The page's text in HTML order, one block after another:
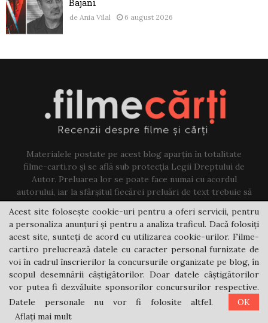
Bajani
de Ania Vilal 6 august 2026
Materialele postate pe acest blog aparțin în totalitate
filme-carti.ro și se află sub protecția Legii Dreptului de
Autor. Preluarea lor se poate face numai cu acordul
autorului, iar la sfârșitul fiecărei preluări de text trebuie să
existe un link către acest blog.
Contact us:jovi@filme-carti.ro
Acest site folosește cookie-uri pentru a oferi servicii, pentru
a personaliza anunțuri și pentru a analiza traficul. Dacă folosiți
acest site, sunteți de acord cu utilizarea cookie-urilor. Filme-
carti.ro prelucrează datele cu caracter personal furnizate de
voi în cadrul înscrierilor la concursurile organizate pe blog, în
scopul desemnării câștigătorilor. Doar datele câștigătorilor
vor putea fi dezvăluite sponsorilor concursurilor respective.
Datele personale nu vor fi folosite altfel.
OK
Aflați mai mult